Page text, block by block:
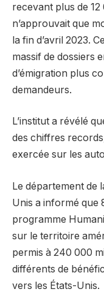
recevant plus de 12
n’approuvait que
la fin d’avril 2023.
massif de dossiers
d’émigration plus
demandeurs.
L’institut a révélé
des chiffres
exercée sur les
Le département de
Unis a informé que
programme
sur le territoire
permis à 240 000
différents de
vers les États-Unis.